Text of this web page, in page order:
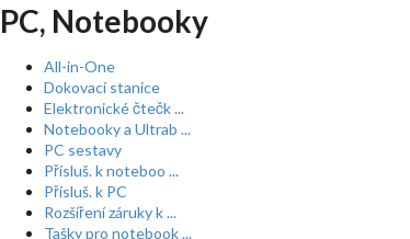
PC, Notebooky
All-in-One
Dokovací stanice
Elektronické čtečk ...
Notebooky a Ultrab ...
PC sestavy
Přísluš. k noteboo ...
Přísluš. k PC
Rozšíření záruky k ...
Tašky pro notebook ...